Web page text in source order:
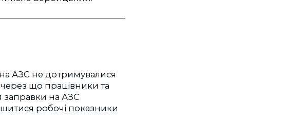
на АЗС не дотримувалися
через що працівники та
заправки на АЗС
робочі показники